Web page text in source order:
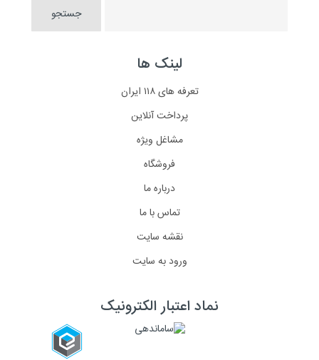
لینک ها
تعرفه های ۱۱۸ ایران
پرداخت آنلاین
مشاغل ویژه
فروشگاه
درباره ما
تماس با ما
نقشه سایت
ورود به سایت
نماد اعتبار الکترونیک